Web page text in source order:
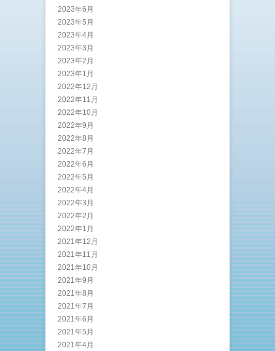
2023年6月
2023年5月
2023年4月
2023年3月
2023年2月
2023年1月
2022年12月
2022年11月
2022年10月
2022年9月
2022年8月
2022年7月
2022年6月
2022年5月
2022年4月
2022年3月
2022年2月
2022年1月
2021年12月
2021年11月
2021年10月
2021年9月
2021年8月
2021年7月
2021年6月
2021年5月
2021年4月